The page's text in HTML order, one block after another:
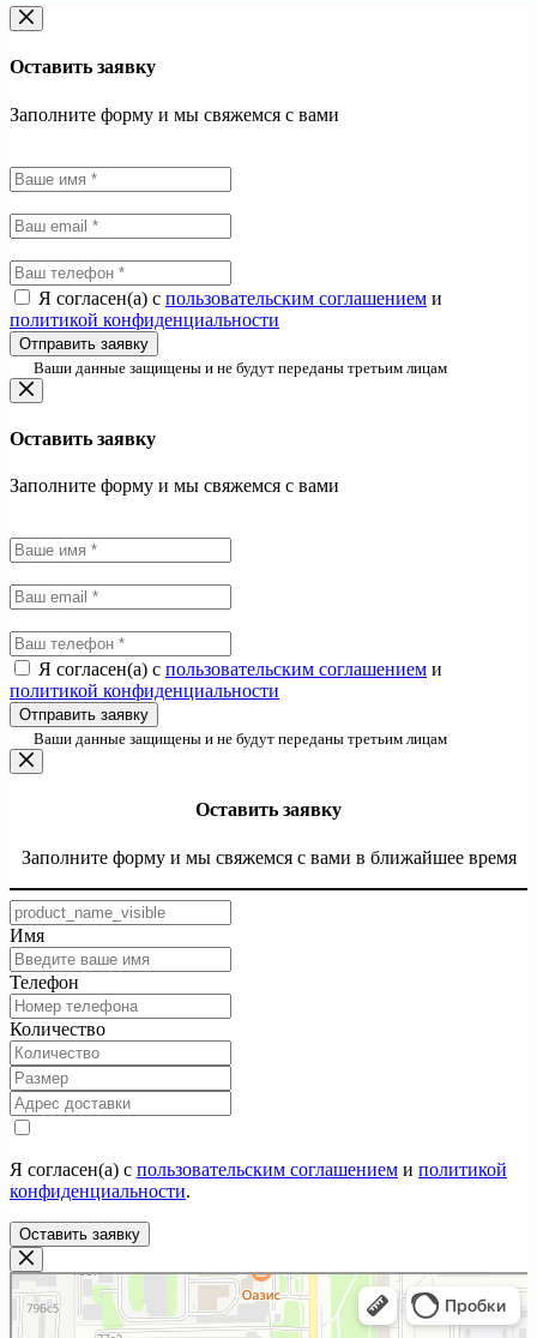
Оставить заявку
Заполните форму и мы свяжемся с вами
Я согласен(а) с пользовательским соглашением и
политикой конфиденциальности
Отправить заявку
Ваши данные защищены и не будут переданы третьим лицам
Оставить заявку
Заполните форму и мы свяжемся с вами
Я согласен(а) с пользовательским соглашением и
политикой конфиденциальности
Отправить заявку
Ваши данные защищены и не будут переданы третьим лицам
Оставить заявку
Заполните форму и мы свяжемся с вами в ближайшее время
Имя
Телефон
Количество
Я согласен(а) с пользовательским соглашением и политикой
конфиденциальности.
Оставить заявку
ТекстилИта
Текстильная компания в Москве
Магазин постельных принадлежностей в Москве